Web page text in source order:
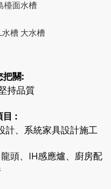
把關:
持品質
目 :
計、系統家具設計施工
頭、IH感應爐、廚房配